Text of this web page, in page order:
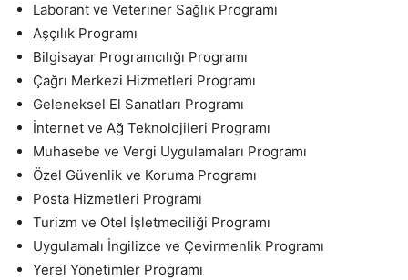
Laborant ve Veteriner Sağlık Programı
Aşçılık Programı
Bilgisayar Programcılığı Programı
Çağrı Merkezi Hizmetleri Programı
Geleneksel El Sanatları Programı
İnternet ve Ağ Teknolojileri Programı
Muhasebe ve Vergi Uygulamaları Programı
Özel Güvenlik ve Koruma Programı
Posta Hizmetleri Programı
Turizm ve Otel İşletmeciliği Programı
Uygulamalı İngilizce ve Çevirmenlik Programı
Yerel Yönetimler Programı